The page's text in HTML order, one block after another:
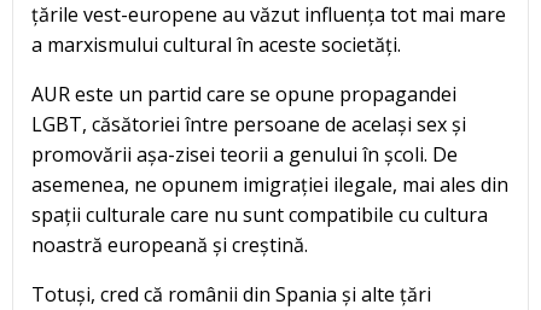
țările vest-europene au văzut influența tot mai mare
a marxismului cultural în aceste societăți.
AUR este un partid care se opune propagandei
LGBT, căsătoriei între persoane de același sex și
promovării așa-zisei teorii a genului în școli. De
asemenea, ne opunem imigrației ilegale, mai ales din
spații culturale care nu sunt compatibile cu cultura
noastră europeană și creștină.
Totuși, cred că românii din Spania și alte țări